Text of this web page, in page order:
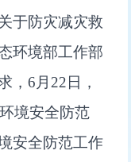
于防灾减灾救
环境部工作部
，6月22日，
境安全防范
安全防范工作